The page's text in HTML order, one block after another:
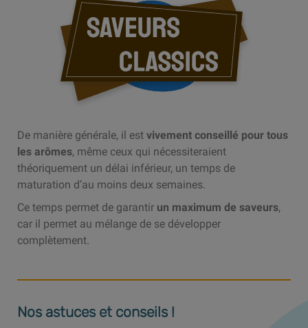
De manière générale, il est vivement conseillé pour tous
les arômes, même ceux qui nécessiteraient
théoriquement un délai inférieur, un temps de
maturation d’au moins deux semaines.
Ce temps permet de garantir un maximum de saveurs,
car il permet au mélange de se développer
complètement.
Nos astuces et conseils !